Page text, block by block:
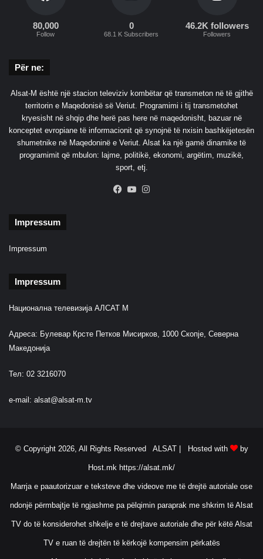
80,000
Follow
0
68.1 K Subscribers
46.2K followers
Followers
Për ne:
Alsat-M është një stacion televiziv kombëtar që transmeton në të gjithë
territorin e Maqedonisë së Veriut. Programimi i tij transmetohet
kryesisht në shqip dhe herë pas here në maqedonisht, bazuar në
konceptet evropiane të informacionit që synojnë të nxisin bashkëjetesën
shumetnike në Maqedoninë e Veriut. Alsat ka një gamë dinamike të
programimit që mbulon: lajme, politikë, ekonomi, argëtim, muzikë,
sport, etj.
Facebook
YouTube
Impressum
Impressum
Impressum
Национална телевизија АЛСАТ М
Адреса: Булевар Крсте Петков Мисирков, 1000 Скопје, Северна
Македонија
Тел: 02 3216070
e-mail: alsat@alsat-m.tv
© Copyright 2026, All Rights Reserved ALSAT | Hosted with by
Host.mk https://alsat.mk/
Marrja e paautorizuar e teksteve dhe videove me të drejtë autoriale ose
ndonjë përmbajtje të ngjashme pa pëlqimin paraprak me shkrim të Alsat
TV do të konsiderohet shkelje e të drejtave autoriale dhe për këtë Alsat
TV e ruan të drejtën të kërkojë kompensim përkatës